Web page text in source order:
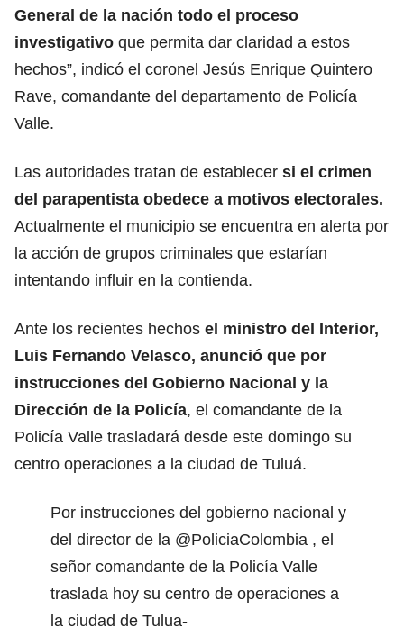
General de la nación todo el proceso
investigativo que permita dar claridad a estos
hechos”, indicó el coronel Jesús Enrique Quintero
Rave, comandante del departamento de Policía
Valle.
Las autoridades tratan de establecer si el crimen
del parapentista obedece a motivos electorales.
Actualmente el municipio se encuentra en alerta por
la acción de grupos criminales que estarían
intentando influir en la contienda.
Ante los recientes hechos el ministro del Interior,
Luis Fernando Velasco, anunció que por
instrucciones del Gobierno Nacional y la
Dirección de la Policía, el comandante de la
Policía Valle trasladará desde este domingo su
centro operaciones a la ciudad de Tuluá.
Por instrucciones del gobierno nacional y
del director de la @PoliciaColombia , el
señor comandante de la Policía Valle
traslada hoy su centro de operaciones a
la ciudad de Tulua-